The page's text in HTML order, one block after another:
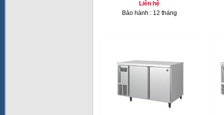
Liên hệ
Bảo hành : 12 tháng